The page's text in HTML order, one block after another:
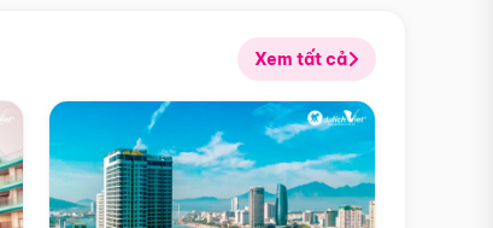
Xem tất cả